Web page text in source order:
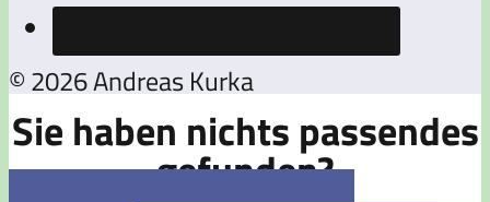
© 2026 Andreas Kurka
Sie haben nichts passendes
gefunden?